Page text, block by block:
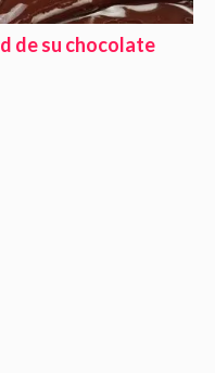
de su chocolate